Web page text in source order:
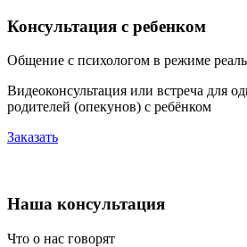
Консультация с ребенком
Общение с психологом в режиме
Видеоконсультация или встреча для
родителей (опекунов) с ребёнком
Заказать
Наша консультация
Что о нас говорят